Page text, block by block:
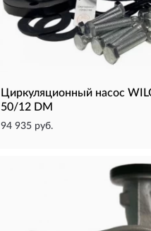
Циркуляционный насос
50/12 DM
94 935 руб.